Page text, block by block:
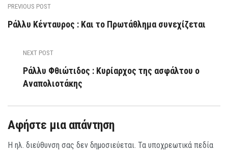
PREVIOUS POST
Ράλλυ Κένταυρος : Και το Πρωτάθλημα συνεχίζεται
NEXT POST
Ράλλυ Φθιώτιδος : Κυρίαρχος της ασφάλτου ο
Αναπολιοτάκης
Αφήστε μια απάντηση
Η ηλ. διεύθυνση σας δεν δημοσιεύεται. Τα υποχρεωτικά πεδία